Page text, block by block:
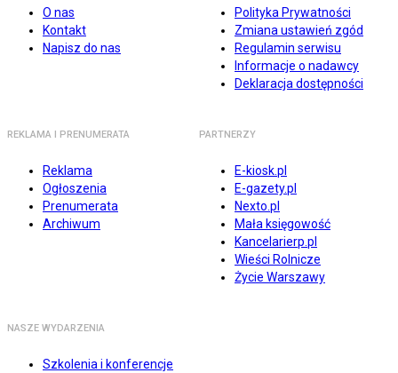
O nas
Kontakt
Napisz do nas
Polityka Prywatności
Zmiana ustawień zgód
Regulamin serwisu
Informacje o nadawcy
Deklaracja dostępności
REKLAMA I PRENUMERATA
Reklama
Ogłoszenia
Prenumerata
Archiwum
PARTNERZY
E-kiosk.pl
E-gazety.pl
Nexto.pl
Mała księgowość
Kancelarierp.pl
Wieści Rolnicze
Życie Warszawy
NASZE WYDARZENIA
Szkolenia i konferencje